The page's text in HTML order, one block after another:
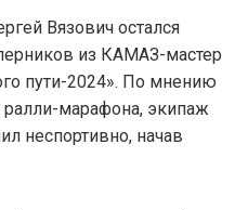
Вязович остался
из КАМАЗ-мастер
пути-2024». По мнению
марафона, экипаж
неспортивно, начав